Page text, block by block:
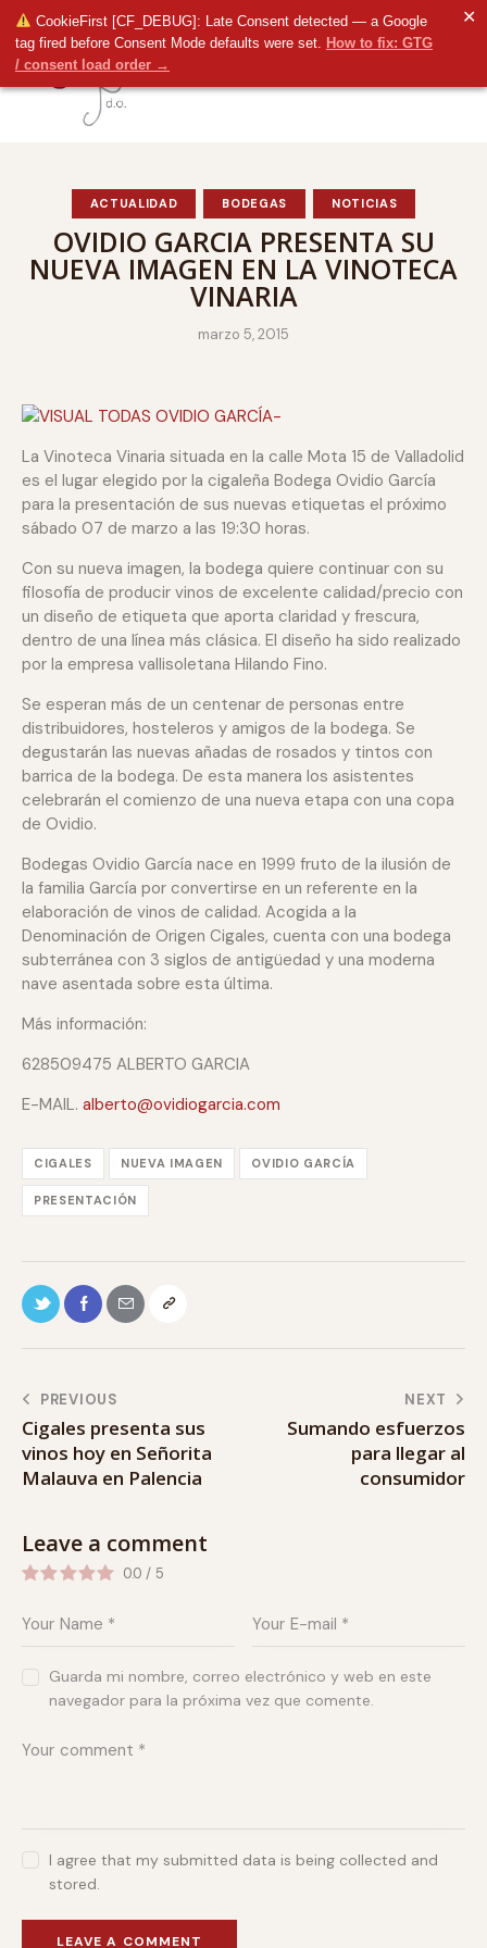
CookieFirst [CF_DEBUG]: Late Consent detected — a Google
tag fired before Consent Mode defaults were set. How to fix: GTG
/ consent load order →
✕
ACTUALIDAD BODEGAS NOTICIAS
OVIDIO GARCIA PRESENTA SU
NUEVA IMAGEN EN LA VINOTECA
VINARIA
marzo 5, 2015
La Vinoteca Vinaria situada en la calle Mota 15 de Valladolid
es el lugar elegido por la cigaleña Bodega Ovidio García
para la presentación de sus nuevas etiquetas el próximo
sábado 07 de marzo a las 19:30 horas.
Con su nueva imagen, la bodega quiere continuar con su
filosofía de producir vinos de excelente calidad/precio con
un diseño de etiqueta que aporta claridad y frescura,
dentro de una línea más clásica. El diseño ha sido realizado
por la empresa vallisoletana Hilando Fino.
Se esperan más de un centenar de personas entre
distribuidores, hosteleros y amigos de la bodega. Se
degustarán las nuevas añadas de rosados y tintos con
barrica de la bodega. De esta manera los asistentes
celebrarán el comienzo de una nueva etapa con una copa
de Ovidio.
Bodegas Ovidio García nace en 1999 fruto de la ilusión de
la familia García por convertirse en un referente en la
elaboración de vinos de calidad. Acogida a la
Denominación de Origen Cigales, cuenta con una bodega
subterránea con 3 siglos de antigüedad y una moderna
nave asentada sobre esta última.
Más información:
628509475 ALBERTO GARCIA
E-MAIL. alberto@ovidiogarcia.com
CIGALES NUEVA IMAGEN OVIDIO GARCÍA
PRESENTACIÓN
PREVIOUS
Cigales presenta sus
vinos hoy en Señorita
Malauva en Palencia
NEXT
Sumando esfuerzos
para llegar al
consumidor
Leave a comment
0.0 / 5
Guarda mi nombre, correo electrónico y web en este
navegador para la próxima vez que comente.
I agree that my submitted data is being collected and
stored.